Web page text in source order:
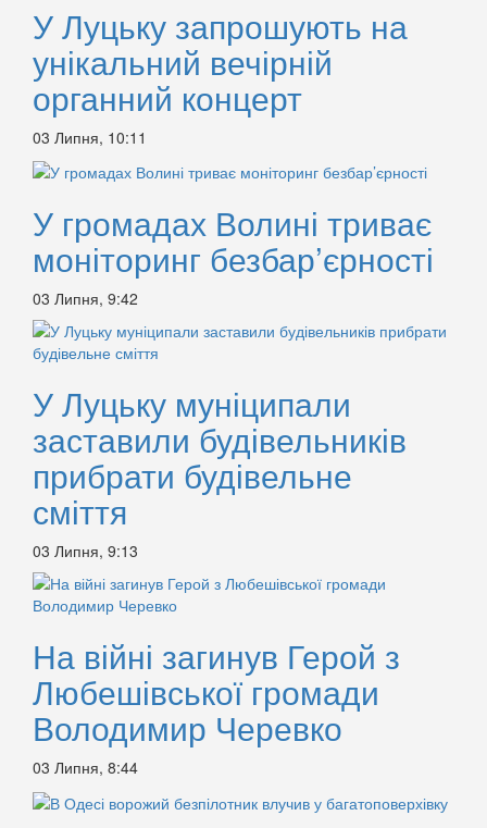
У Луцьку запрошують на
унікальний вечірній
органний концерт
03 Липня, 10:11
У громадах Волині триває
моніторинг безбар’єрності
03 Липня, 9:42
У Луцьку муніципали
заставили будівельників
прибрати будівельне
сміття
03 Липня, 9:13
На війні загинув Герой з
Любешівської громади
Володимир Черевко
03 Липня, 8:44